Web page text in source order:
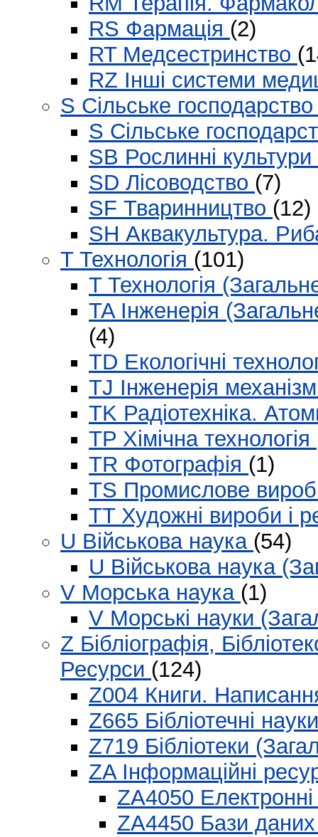
RS Фармація (2)
RT Медсестринство
RZ Інші системи
S Сільське
S Сільське
SB Рослинні культури
SD Лісоводство (7)
SF Тваринництво (12)
SH Аквакультура.
T Технологія (101)
T Технологія
TA Інженерія
(4)
TD Екологічні
TJ Інженерія
TK Радіотехніка.
TP Хімічна технологія
TR Фотографія (1)
TS Промислове
TT Художні вироби і
U Військова наука (54)
U Військова наука
V Морська наука (1)
V Морські науки
Z Бібліографія,
Ресурси (124)
Z004 Книги.
Z665 Бібліотечні
Z719 Бібліотеки
ZA Інформаційні
ZA4050
ZA4450 Бази